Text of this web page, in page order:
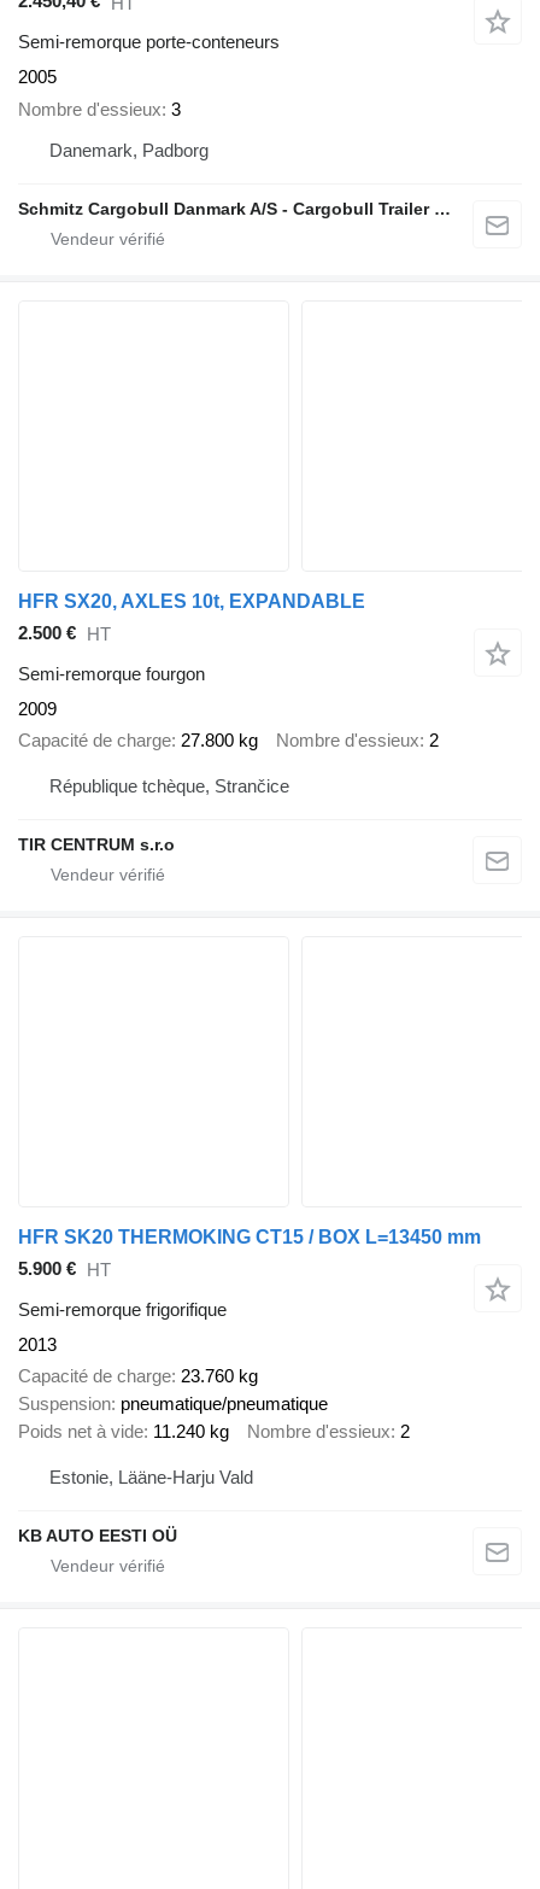
Semi-remorque porte-conteneurs
2005
Nombre d'essieux 3
Danemark, Padborg
Schmitz Cargobull Danmark A/S - Cargobull Trailer Store
HFR SX20, AXLES 10t, EXPANDABLE
2.500 € HT
Semi-remorque fourgon
2009
Capacité de charge 27.800 kg Nombre d'essieux 2
République tchèque, Strančice
TIR CENTRUM s.r.o
HFR SK20 THERMOKING CT15 / BOX L=13450 mm
5.900 € HT
Semi-remorque frigorifique
2013
Capacité de charge 23.760 kg
Suspension pneumatique/pneumatique
Poids net à vide 11.240 kg Nombre d'essieux 2
Estonie, Lääne-Harju Vald
KB AUTO EESTI OÜ